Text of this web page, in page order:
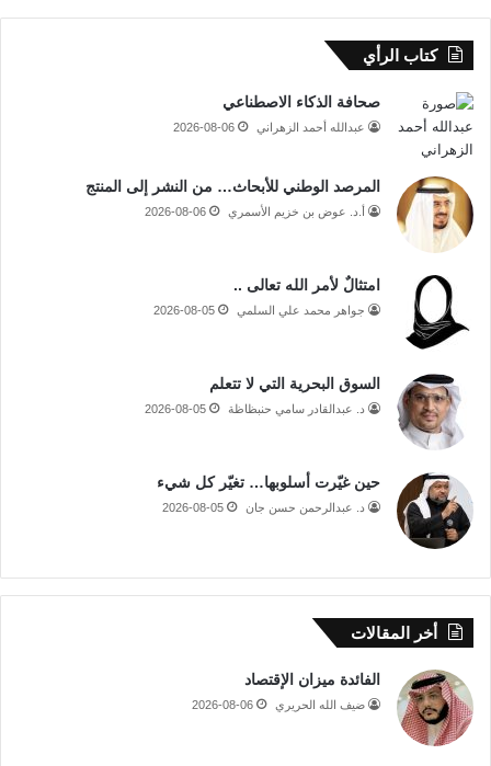
كتاب الرأي
صحافة الذكاء الاصطناعي
عبدالله أحمد الزهراني 2026-08-06
المرصد الوطني للأبحاث… من النشر إلى المنتج
أ.د. عوض بن خزيم الأسمري 2026-08-06
امتثالٌ لأمر الله تعالى ..
جواهر محمد علي السلمي 2026-08-05
السوق البحرية التي لا تتعلم
د. عبدالقادر سامي حنبظاظة 2026-08-05
حين غيّرت أسلوبها… تغيّر كل شيء
د. عبدالرحمن حسن جان 2026-08-05
أخر المقالات
الفائدة ميزان الإقتصاد
ضيف الله الحريري 2026-08-06